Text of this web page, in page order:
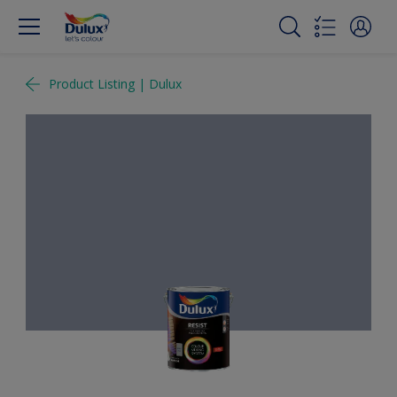
Product Listing | Dulux